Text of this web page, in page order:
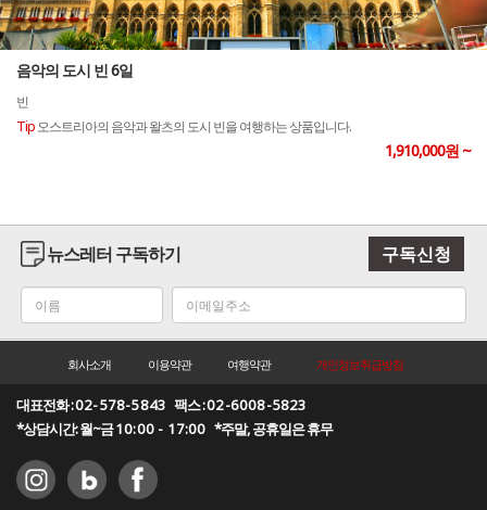
음악의 도시 빈 6일
빈
Tip오스트리아의 음악과 왈츠의 도시 빈을 여행하는 상품입니다.
1,910,000원 ~
뉴스레터 구독하기 구독신청
회사소개 이용약관 여행약관 개인정보취급방침
대표전화 :02-578-5843 팩스 :02-6008-5823
*상담시간: 월~금10:00 - 17:00 *주말, 공휴일은 휴무